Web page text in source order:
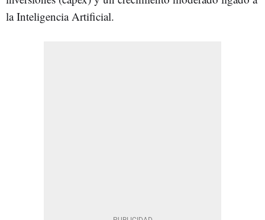
la Inteligencia Artificial.